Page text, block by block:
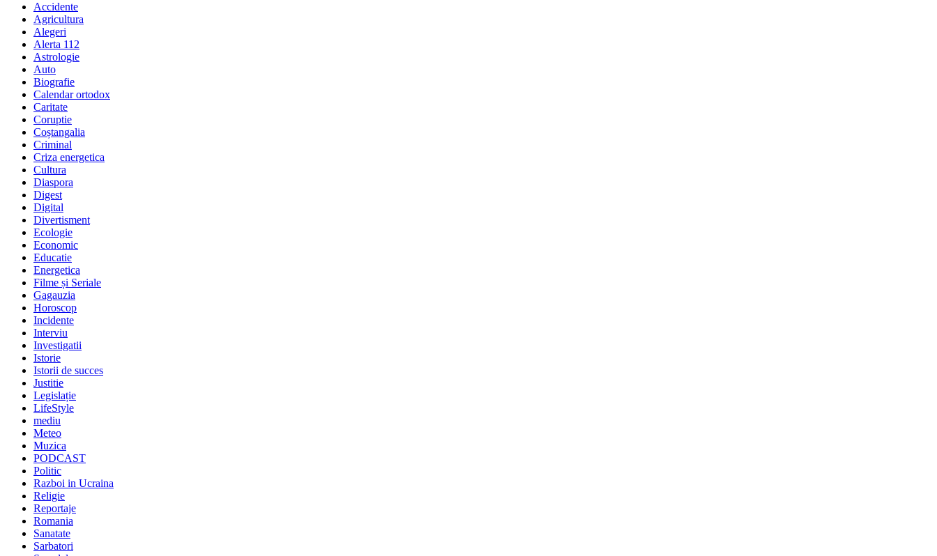
Accidente
Agricultura
Alegeri
Alerta 112
Astrologie
Auto
Biografie
Calendar ortodox
Caritate
Coruptie
Coștangalia
Criminal
Criza energetica
Cultura
Diaspora
Digest
Digital
Divertisment
Ecologie
Economic
Educatie
Energetica
Filme și Seriale
Gagauzia
Horoscop
Incidente
Interviu
Investigatii
Istorie
Istorii de succes
Justitie
Legislație
LifeStyle
mediu
Meteo
Muzica
PODCAST
Politic
Razboi in Ucraina
Religie
Reportaje
Romania
Sanatate
Sarbatori